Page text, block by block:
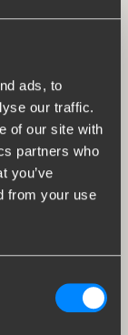
ads, to
our traffic.
of our site with
partners who
you’ve
from your use